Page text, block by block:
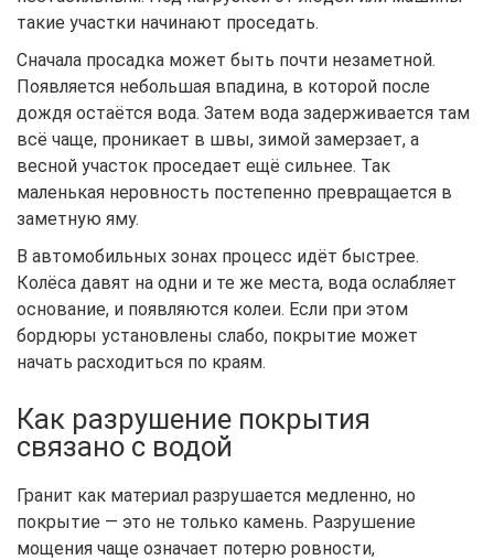
такие участки начинают проседать.
Сначала просадка может быть почти незаметной.
Появляется небольшая впадина, в которой после
дождя остаётся вода. Затем вода задерживается там
всё чаще, проникает в швы, зимой замерзает, а
весной участок проседает ещё сильнее. Так
маленькая неровность постепенно превращается в
заметную яму.
В автомобильных зонах процесс идёт быстрее.
Колёса давят на одни и те же места, вода ослабляет
основание, и появляются колеи. Если при этом
бордюры установлены слабо, покрытие может
начать расходиться по краям.
Как разрушение покрытия
связано с водой
Гранит как материал разрушается медленно, но
покрытие — это не только камень. Разрушение
мощения чаще означает потерю ровности,